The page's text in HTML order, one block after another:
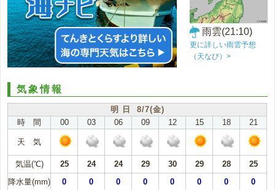
雨雲(21:10)
更に詳しい雨雲予想
（天なび）>
気象情報
明 日 8/7(金)
時 間
00 03 06 09 12 15 18 21
天 気
気温(℃) 25 24 24 29 30 29 28
25
降水量(mm)
0 0 0 0 0 0 0 0